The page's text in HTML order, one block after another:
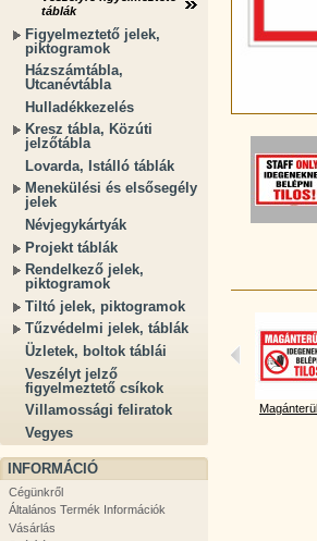
táblák
Figyelmeztető jelek,
piktogramok
Házszámtábla,
Utcanévtábla
Hulladékkezelés
Kresz tábla, Közúti
jelzőtábla
Lovarda, Istálló táblák
Menekülési és elsősegély
jelek
Névjegykártyák
Projekt táblák
Rendelkező jelek,
piktogramok
Tiltó jelek, piktogramok
Tűzvédelmi jelek, táblák
Üzletek, boltok táblái
Veszélyt jelző
figyelmeztető csíkok
Villamossági feliratok
Vegyes
INFORMÁCIÓ
Cégünkről
Általános Termék Információk
Vásárlás